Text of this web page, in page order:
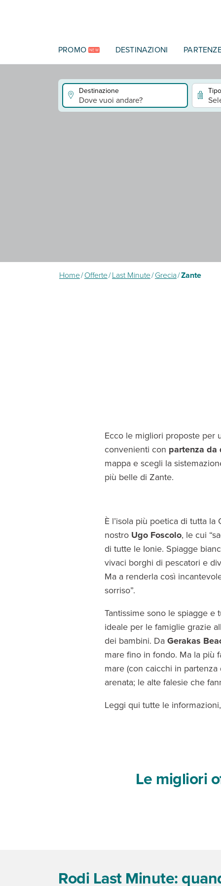
PROMO NEW DESTINAZIONI
Destinazione
Dove vuoi andare?
Home/Offerte/Last Minute/Grecia/Zante
Ecco le migliori proposte per
convenienti con partenza da
mappa e scegli la
più belle di Zante.
È l’isola più poetica di tutta
nostro Ugo Foscolo, le cui
di tutte le Ionie. Spiagge
vivaci borghi di pescatori e
Ma a renderla così
sorriso”.
Tantissime sono le spiagge e
ideale per le famiglie grazie
dei bambini. DaGerakas
mare fino in fondo. Ma la più
mare (con caicchi in
arenata; le alte falesie che
Leggi qui tutte le
Le migliori
Rodi Last Minute: